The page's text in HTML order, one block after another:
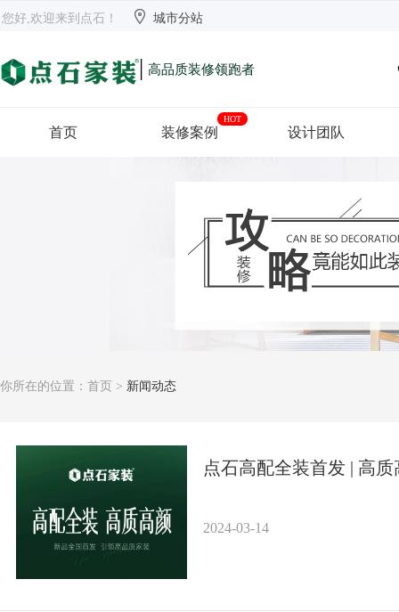
欢迎来到点石  长沙 【切换】
您好,欢迎来到点石！  城市分站
| 高品质装修领跑者
首页 装修案例
HOT
设计团队
你所在的位置： 首页 > 新闻动态
点石高配全装首发 | 高
2024-03-14